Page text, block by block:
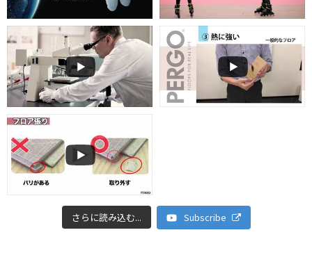
さらに読み込む... Subscribe